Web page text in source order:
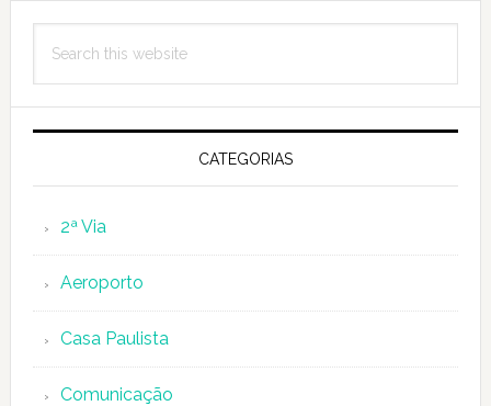
Primary
Sidebar
this
CATEGORIAS
2ª Via
Aeroporto
Casa Paulista
Comunicação